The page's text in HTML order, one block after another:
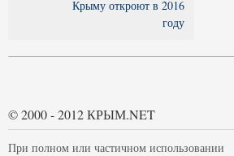
Крыму откроют в 2016
году
© 2000 - 2012 КРЫМ.NET
При полном или частичном использовании